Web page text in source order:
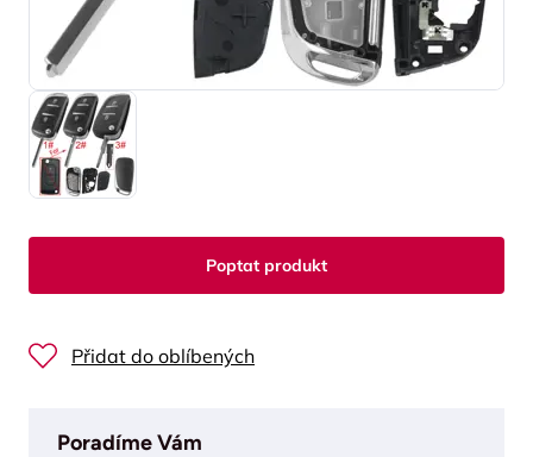
Poptat produkt
Přidat do oblíbených
Poradíme Vám